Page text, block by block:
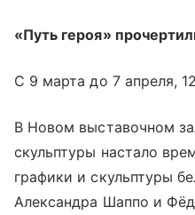
«Путь героя»
С 9 марта до 7 апреля,
В Новом выставочном
скульптуры настало
графики и скульптуры
Александра Шаппо и